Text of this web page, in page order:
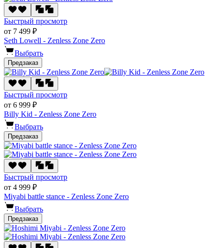
Быстрый просмотр
от 7 499 ₽
Seth Lowell - Zenless Zone Zero
Выбрать
Предзаказ
Быстрый просмотр
от 6 999 ₽
Billy Kid - Zenless Zone Zero
Выбрать
Предзаказ
Быстрый просмотр
от 4 999 ₽
Miyabi battle stance - Zenless Zone Zero
Выбрать
Предзаказ